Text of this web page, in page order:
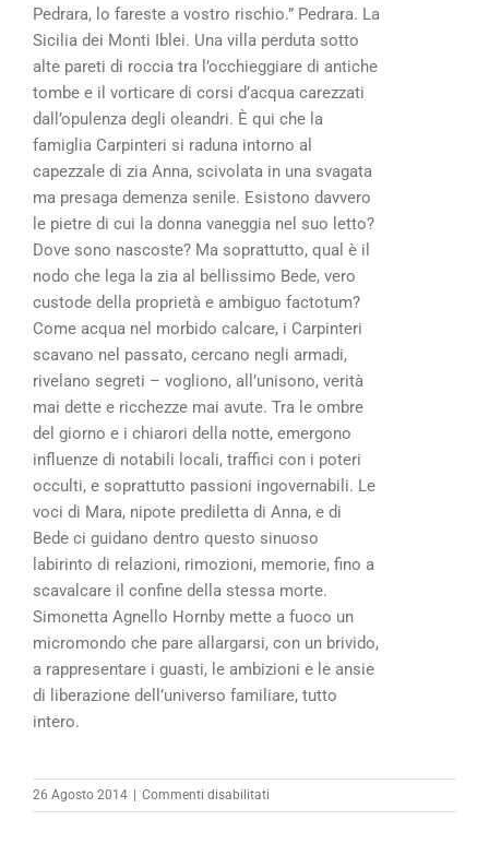
Pedrara, lo fareste a vostro rischio.” Pedrara. La
Sicilia dei Monti Iblei. Una villa perduta sotto
alte pareti di roccia tra l’occhieggiare di antiche
tombe e il vorticare di corsi d’acqua carezzati
dall’opulenza degli oleandri. È qui che la
famiglia Carpinteri si raduna intorno al
capezzale di zia Anna, scivolata in una svagata
ma presaga demenza senile. Esistono davvero
le pietre di cui la donna vaneggia nel suo letto?
Dove sono nascoste? Ma soprattutto, qual è il
nodo che lega la zia al bellissimo Bede, vero
custode della proprietà e ambiguo factotum?
Come acqua nel morbido calcare, i Carpinteri
scavano nel passato, cercano negli armadi,
rivelano segreti – vogliono, all’unisono, verità
mai dette e ricchezze mai avute. Tra le ombre
del giorno e i chiarori della notte, emergono
influenze di notabili locali, traffici con i poteri
occulti, e soprattutto passioni ingovernabili. Le
voci di Mara, nipote prediletta di Anna, e di
Bede ci guidano dentro questo sinuoso
labirinto di relazioni, rimozioni, memorie, fino a
scavalcare il confine della stessa morte.
Simonetta Agnello Hornby mette a fuoco un
micromondo che pare allargarsi, con un brivido,
a rappresentare i guasti, le ambizioni e le ansie
di liberazione dell’universo familiare, tutto
intero.
26 Agosto 2014 Commenti disabilitati
Il